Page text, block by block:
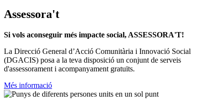
Assessora't
Si vols aconseguir més impacte social, ASSESSORA'T!
La Direcció General d’Acció Comunitària i Innovació Social
(DGACIS) posa a la teva disposició un conjunt de serveis
d'assessorament i acompanyament gratuïts.
Més informació